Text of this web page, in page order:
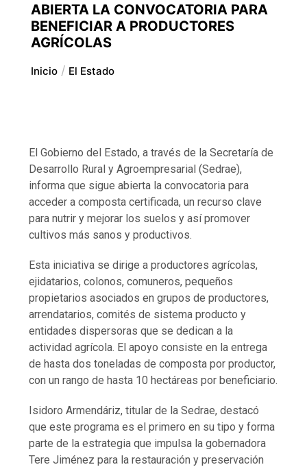
ABIERTA LA CONVOCATORIA PARA
BENEFICIAR A PRODUCTORES
AGRÍCOLAS
Inicio El Estado
El Gobierno del Estado, a través de la Secretaría de
Desarrollo Rural y Agroempresarial (Sedrae),
informa que sigue abierta la convocatoria para
acceder a composta certificada, un recurso clave
para nutrir y mejorar los suelos y así promover
cultivos más sanos y productivos.
Esta iniciativa se dirige a productores agrícolas,
ejidatarios, colonos, comuneros, pequeños
propietarios asociados en grupos de productores,
arrendatarios, comités de sistema producto y
entidades dispersoras que se dedican a la
actividad agrícola. El apoyo consiste en la entrega
de hasta dos toneladas de composta por productor,
con un rango de hasta 10 hectáreas por beneficiario.
Isidoro Armendáriz, titular de la Sedrae, destacó
que este programa es el primero en su tipo y forma
parte de la estrategia que impulsa la gobernadora
Tere Jiménez para la restauración y preservación